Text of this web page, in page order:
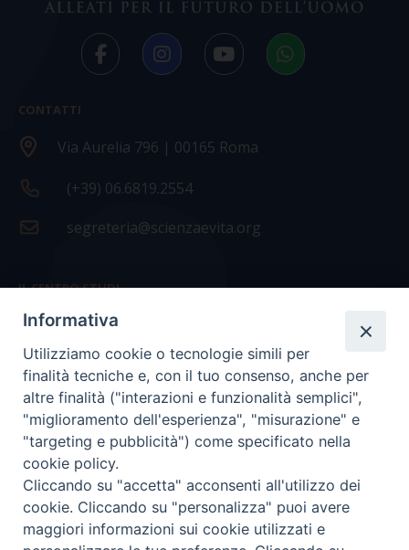
CONTATTI
Via Aurelia 796 | 00165 Roma
(+39) 06.6819.2554
segreteria@scienzaevita.org
IL CENTRO STUDI
La nostra storia
Statuto
Presidenza e ufficio presidenza
Consiglio scientifico
Coordinamento nazionale
Informativa
Utilizziamo cookie o tecnologie simili per
finalità tecniche e, con il tuo consenso, anche per
altre finalità ("interazioni e funzionalità semplici",
"miglioramento dell'esperienza", "misurazione" e
"targeting e pubblicità") come specificato nella
cookie policy.
Cliccando su "accetta" acconsenti all'utilizzo dei
cookie. Cliccando su "personalizza" puoi avere
maggiori informazioni sui cookie utilizzati e